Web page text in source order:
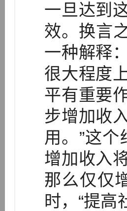
一旦达到
效。换言
一种解释
很大程度
平有重要
步增加收
用。”这
增加收入
那么仅仅
时，“提